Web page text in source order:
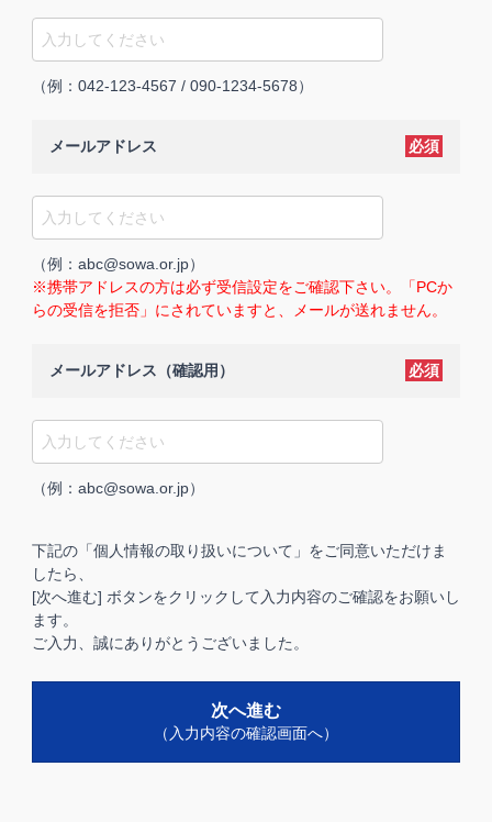
（例：042-123-4567 / 090-1234-5678）
メールアドレス 必須
（例：abc@sowa.or.jp）
※携帯アドレスの方は必ず受信設定をご確認下さい。「PCか
らの受信を拒否」にされていますと、メールが送れません。
メールアドレス（確認用） 必須
（例：abc@sowa.or.jp）
下記の「個人情報の取り扱いについて」をご同意いただけま
したら、
[次へ進む] ボタンをクリックして入力内容のご確認をお願いし
ます。
ご入力、誠にありがとうございました。
次へ進む
（入力内容の確認画面へ）